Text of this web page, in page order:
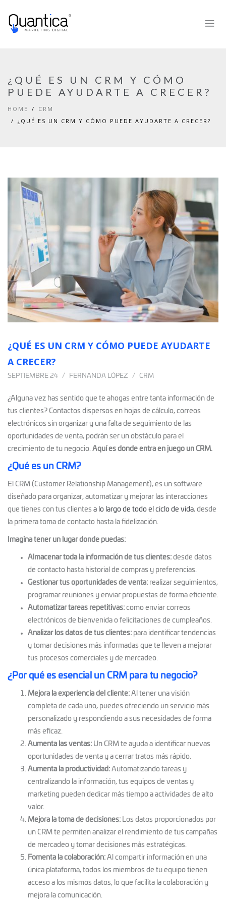
¿QUÉ ES UN CRM Y CÓMO
PUEDE AYUDARTE A CRECER?
HOME
CRM
¿QUÉ ES UN CRM Y CÓMO PUEDE AYUDARTE A CRECER?
¿QUÉ ES UN CRM Y CÓMO PUEDE AYUDARTE
A CRECER?
SEPTIEMBRE 24 FERNANDA LÓPEZ CRM
¿Alguna vez has sentido que te ahogas entre tanta información de
tus clientes? Contactos dispersos en hojas de cálculo, correos
electrónicos sin organizar y una falta de seguimiento de las
oportunidades de venta, podrán ser un obstáculo para el
crecimiento de tu negocio. Aquí es donde entra en juego un CRM.
¿Qué es un CRM?
El CRM (Customer Relationship Management), es un software
diseñado para organizar, automatizar y mejorar las interacciones
que tienes con tus clientes a lo largo de todo el ciclo de vida, desde
la primera toma de contacto hasta la fidelización.
Imagina tener un lugar donde puedas:
Almacenar toda la información de tus clientes: desde datos
de contacto hasta historial de compras y preferencias.
Gestionar tus oportunidades de venta: realizar seguimientos,
programar reuniones y enviar propuestas de forma eficiente.
Automatizar tareas repetitivas: como enviar correos
electrónicos de bienvenida o felicitaciones de cumpleaños.
Analizar los datos de tus clientes: para identificar tendencias
y tomar decisiones más informadas que te lleven a mejorar
tus procesos comerciales y de mercadeo.
¿Por qué es esencial un CRM para tu negocio?
Mejora la experiencia del cliente: Al tener una visión
completa de cada uno, puedes ofreciendo un servicio más
personalizado y respondiendo a sus necesidades de forma
más eficaz.
Aumenta las ventas: Un CRM te ayuda a identificar nuevas
oportunidades de venta y a cerrar tratos más rápido.
Aumenta la productividad: Automatizando tareas y
centralizando la información, tus equipos de ventas y
marketing pueden dedicar más tiempo a actividades de alto
valor.
Mejora la toma de decisiones: Los datos proporcionados por
un CRM te permiten analizar el rendimiento de tus campañas
de mercadeo y tomar decisiones más estratégicas.
Fomenta la colaboración: Al compartir información en una
única plataforma, todos los miembros de tu equipo tienen
acceso a los mismos datos, lo que facilita la colaboración y
mejora la comunicación.